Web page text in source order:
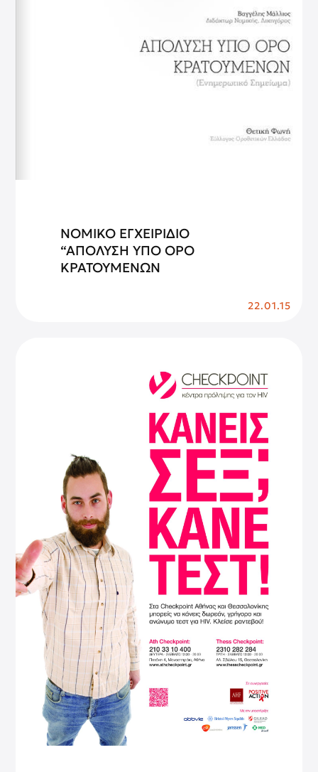
ΝΟΜΙΚΟ ΕΓΧΕΙΡΙΔΙΟ
“ΑΠΟΛΥΣΗ ΥΠΟ ΟΡΟ
ΚΡΑΤΟΥΜΕΝΩΝ
22.01.15